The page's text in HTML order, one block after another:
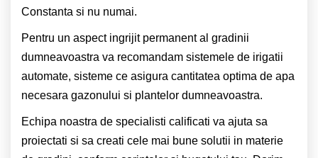
Constanta si nu numai.
Pentru un aspect ingrijit permanent al gradinii
dumneavoastra va recomandam sistemele de irigatii
automate, sisteme ce asigura cantitatea optima de apa
necesara gazonului si plantelor dumneavoastra.
Echipa noastra de specialisti calificati va ajuta sa
proiectati si sa creati cele mai bune solutii in materie